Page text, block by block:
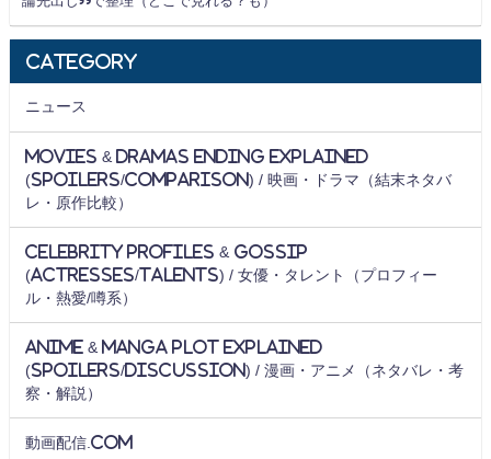
Category
ニュース
Movies & Dramas Ending Explained
(Spoilers/Comparison) / 映画・ドラマ（結末ネタバ
レ・原作比較）
Celebrity Profiles & Gossip
(Actresses/Talents) / 女優・タレント（プロフィー
ル・熱愛/噂系）
Anime & Manga Plot Explained
(Spoilers/Discussion) / 漫画・アニメ（ネタバレ・考
察・解説）
動画配信.com